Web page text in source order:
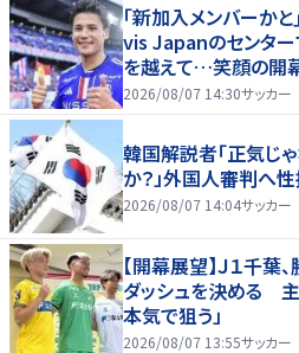
｢新加入メンバーか
vis Japanのセンタ
を越えて…笑顔の開
2026/08/07 14:30サッカー
韓国解説者「正気じ
か？」外国人審判へ
2026/08/07 14:04サッカー
【開幕展望】Ｊ１千葉
ダッシュを決める 主
本気で狙う」
2026/08/07 13:55サッカー